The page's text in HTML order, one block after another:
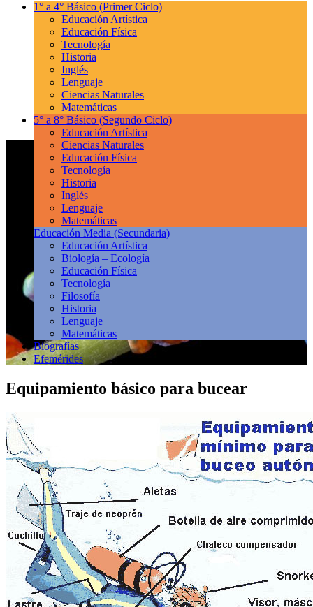
1° a 4° Básico (Primer Ciclo)
Educación Artística
Educación Física
Tecnología
Historia
Inglés
Lenguaje
Ciencias Naturales
Matemáticas
5° a 8° Básico (Segundo Ciclo)
Educación Artística
Ciencias Naturales
Educación Física
Tecnología
Historia
Inglés
Lenguaje
Matemáticas
Educación Media (Secundaria)
Educación Artística
Biología – Ecología
Educación Física
Tecnología
Filosofía
Historia
Lenguaje
Matemáticas
Biografías
Efemérides
Equipamiento básico para bucear